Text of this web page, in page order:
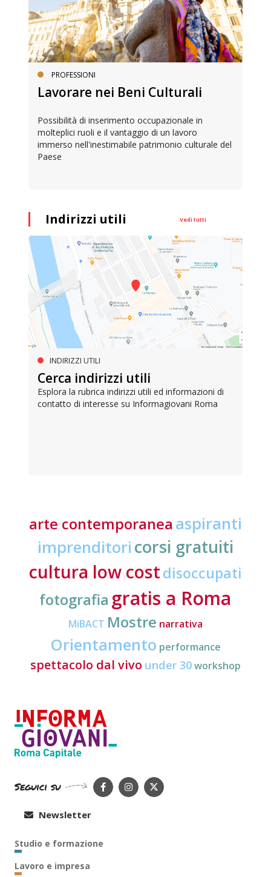
PROFESSIONI
Lavorare nei Beni Culturali
Possibilità di inserimento occupazionale in
molteplici ruoli e il vantaggio di un lavoro
immerso nell'inestimabile patrimonio culturale del
Paese
Indirizzi utili Vedi tutti
INDIRIZZI UTILI
Cerca indirizzi utili
Esplora la rubrica indirizzi utili ed informazioni di
contatto di interesse su Informagiovani Roma
arte contemporanea aspiranti
imprenditori corsi gratuiti
cultura low costdisoccupati
fotografia gratis a Roma
MiBACT Mostre narrativa
Orientamento performance
spettacolo dal vivo under 30workshop
Seguici su
Newsletter
Studio e formazione
Lavoro e impresa